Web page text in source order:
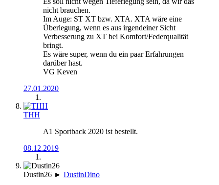
nicht brauchen.
Im Auge: ST XT bzw. XTA. XTA wäre eine
Überlegung, wenn es aus irgendeiner Sicht
Verbesserung zu XT bei Komfort/Federqualität
bringt.
Es wäre super, wenn du ein paar Erfahrungen
darüber hast.
VG Keven
27.01.2020
THH
A1 Sportback 2020 ist bestellt.
08.12.2019
Dustin26 ► DustinDino